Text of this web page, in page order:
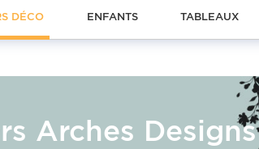
DÉCO ENFANTS TABLEAUX
Arches Designs